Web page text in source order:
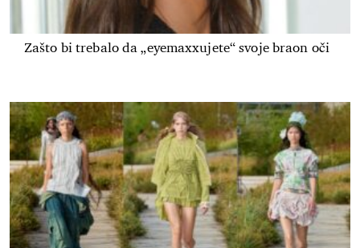
Zašto bi trebalo da „eyemaxxujete“ svoje braon oči